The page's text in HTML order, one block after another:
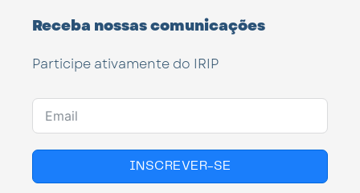
Receba nossas comunicações
Participe ativamente do IRIP
INSCREVER-SE